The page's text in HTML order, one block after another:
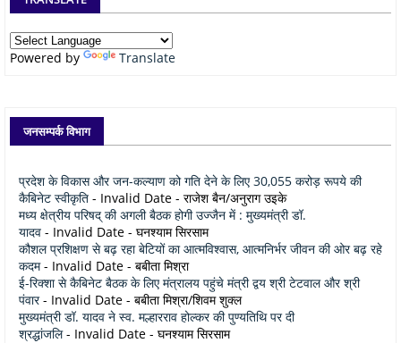
Powered by Translate
जनसम्पर्क विभाग
प्रदेश के विकास और जन-कल्याण को गति देने के लिए 30,055 करोड़ रूपये की
कैबिनेट स्वीकृति - Invalid Date - राजेश बैन/अनुराग उइके
मध्य क्षेत्रीय परिषद् की अगली बैठक होगी उज्जैन में : मुख्यमंत्री डॉ.
यादव - Invalid Date - घनश्याम सिरसाम
कौशल प्रशिक्षण से बढ़ रहा बेटियों का आत्मविश्वास, आत्मनिर्भर जीवन की ओर बढ़ रहे
कदम- Invalid Date - बबीता मिश्रा
ई-रिक्शा से कैबिनेट बैठक के लिए मंत्रालय पहुंचे मंत्री द्वय श्री टेटवाल और श्री
पंवार- Invalid Date - बबीता मिश्रा/शिवम शुक्ल
मुख्यमंत्री डॉ. यादव ने स्व. मल्हारराव होल्कर की पुण्यतिथि पर दी
श्रद्धांजलि- Invalid Date - घनश्याम सिरसाम